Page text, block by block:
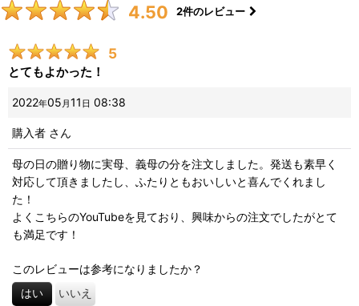
4.50 2件のレビュー
5
とてもよかった！
2022年05 月11 日 08:38
購入者 さん
母の日の贈り物に実母、義母の分を注文しました。発送も素早く
対応して頂きましたし、ふたりともおいしいと喜んでくれまし
た！
よくこちらのYouTubeを見ており、興味からの注文でしたがとて
も満足です！
このレビューは参考になりましたか？
はい いいえ